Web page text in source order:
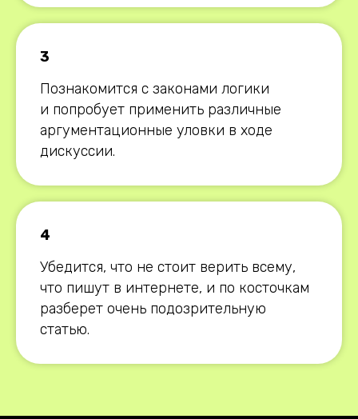
3
Познакомится с законами логики
и попробует применить различные
аргументационные уловки в ходе
дискуссии.
4
Убедится, что не стоит верить всему,
что пишут в интернете, и по косточкам
разберет очень подозрительную
статью.